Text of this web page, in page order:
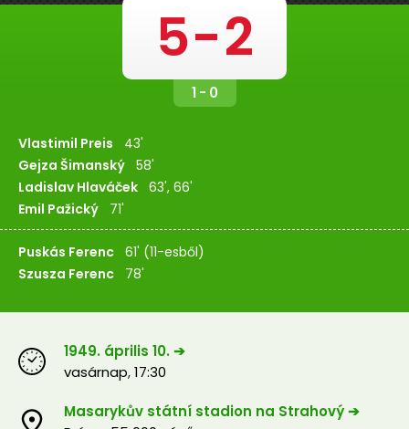
5-2
1 - 0
Vlastimil Preis 43'
Gejza Šimanský 58'
Ladislav Hlaváček 63', 66'
Emil Pažický 71'
Puskás Ferenc 61' (11-esből)
Szusza Ferenc 78'
1949. április 10. ➔
vasárnap,17:30
Masarykův státní stadion na Strahový ➔